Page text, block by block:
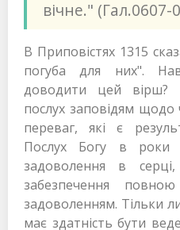
вічне." (Гал.0607-
В Приповістях 1315
погуба для них".
доводити цей вірш?
послух заповідям
переваг, які є
Послух Богу в роки
задоволення в
забезпечення
задоволенням. Тільки
має здатність бути